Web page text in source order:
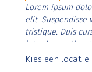
Lorem ipsum
elit. Suspendisse
tristique. Duis
interdum nulla,
Aenean faucibus
Kies een